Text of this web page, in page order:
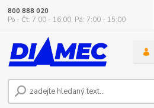
800 888 020
Po - Čt: 7:00 - 16:00, Pá: 7:00 - 15:00